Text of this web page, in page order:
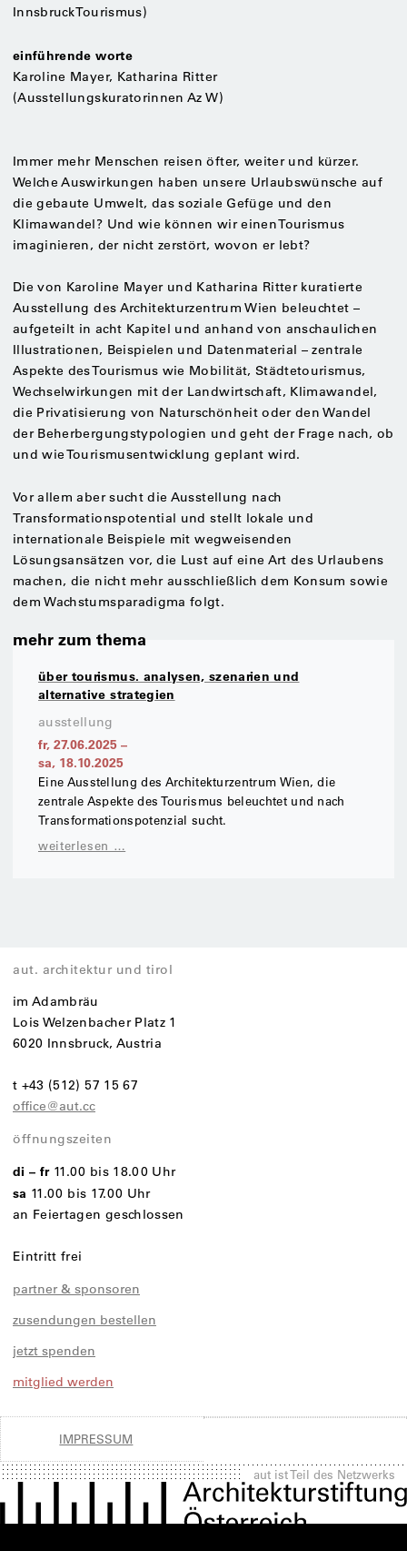
Innsbruck Tourismus)
einführende worte
Karoline Mayer, Katharina Ritter
(Ausstellungskuratorinnen Az W)
Immer mehr Menschen reisen öfter, weiter und kürzer.
Welche Auswirkungen haben unsere Urlaubswünsche auf
die gebaute Umwelt, das soziale Gefüge und den
Klimawandel? Und wie können wir einen Tourismus
imaginieren, der nicht zerstört, wovon er lebt?
Die von Karoline Mayer und Katharina Ritter kuratierte
Ausstellung des Architekturzentrum Wien beleuchtet –
aufgeteilt in acht Kapitel und anhand von anschaulichen
Illustrationen, Beispielen und Datenmaterial – zentrale
Aspekte des Tourismus wie Mobilität, Städtetourismus,
Wechselwirkungen mit der Landwirtschaft, Klimawandel,
die Privatisierung von Naturschönheit oder den Wandel
der Beherbergungstypologien und geht der Frage nach, ob
und wie Tourismusentwicklung geplant wird.
Vor allem aber sucht die Ausstellung nach
Transformationspotential und stellt lokale und
internationale Beispiele mit wegweisenden
Lösungsansätzen vor, die Lust auf eine Art des Urlaubens
machen, die nicht mehr ausschließlich dem Konsum sowie
dem Wachstumsparadigma folgt.
mehr zum thema
über tourismus. analysen, szenarien und
alternative strategien
ausstellung
fr, 27.06.2025 –
sa, 18.10.2025
Eine Ausstellung des Architekturzentrum Wien, die
zentrale Aspekte des Tourismus beleuchtet und nach
Transformationspotenzial sucht.
weiterlesen …
aut. architektur und tirol
im Adambräu
Lois Welzenbacher Platz 1
6020 Innsbruck, Austria
t +43 (512) 57 15 67
office@aut.cc
öffnungszeiten
di – fr 11.00 bis 18.00 Uhr
sa 11.00 bis 17.00 Uhr
an Feiertagen geschlossen
Eintritt frei
partner & sponsoren
zusendungen bestellen
jetzt spenden
mitglied werden
IMPRESSUM
aut ist Teil des Netzwerks